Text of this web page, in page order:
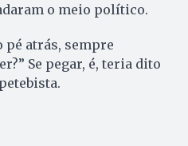
o meio político.
pé atrás, sempre
Se pegar, é, teria dito